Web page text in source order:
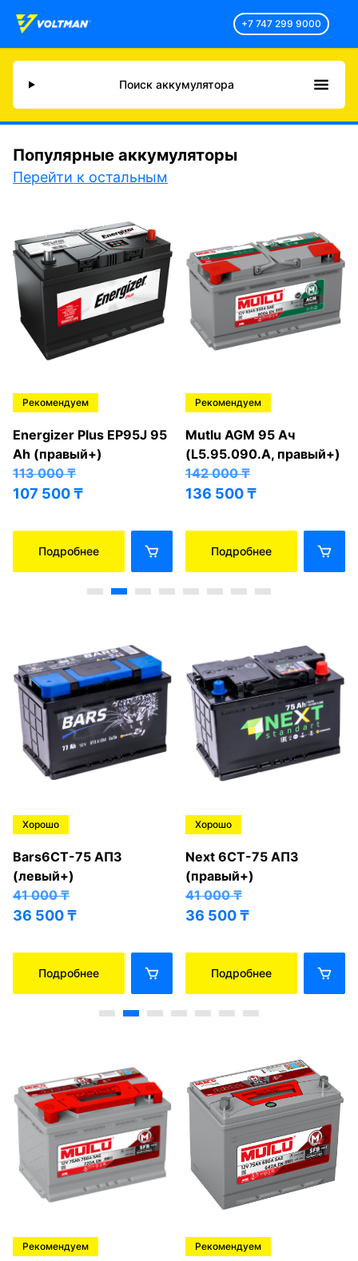
+7 747 299 9000
Поиск аккумулятора
Популярные аккумуляторы
Перейти к остальным
Рекомендуем
Energizer Plus EP95J 95
Ah (правый+)
113 000₸
107 500₸
Подробнее
Рекомендуем
Mutlu AGM 95 Ач
(L5.95.090.A, правый+)
142 000₸
136 500₸
Подробнее
Хорошо
Bars6СТ-75 АПЗ
(левый+)
41 000₸
36 500₸
Подробнее
Хорошо
Next 6СТ-75 АПЗ
(правый+)
41 000₸
36 500₸
Подробнее
Рекомендуем Рекомендуем